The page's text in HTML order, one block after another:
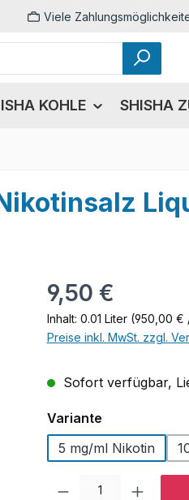
Viele
KOHLE SHISHA
Regulärer Preis:
9,50 €
Inhalt: 0.01 Liter (950,00 €
Preise inkl. MwSt. zzgl.
Sofort verfügbar,
Varianteauswählen
5 mg/ml Nikotin
Produkt Anzahl: Gib den